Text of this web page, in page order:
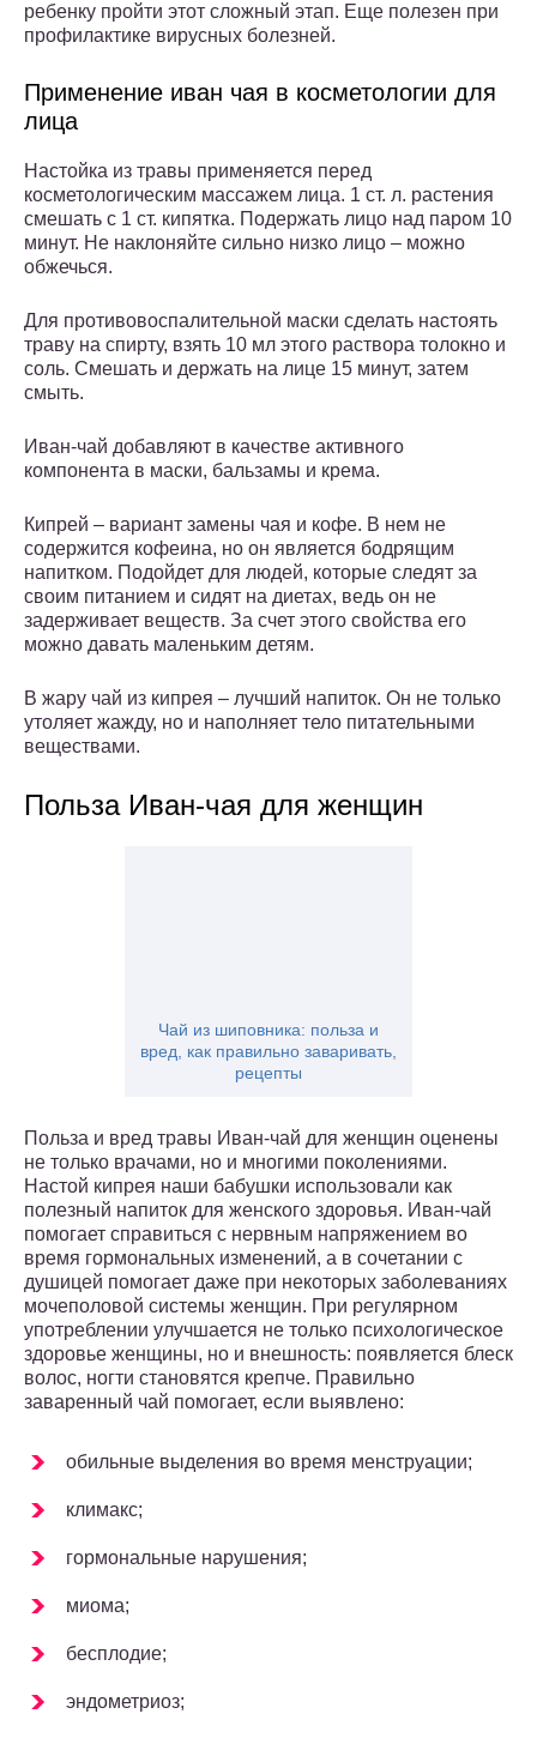
ребенку пройти этот сложный этап. Еще полезен при
профилактике вирусных болезней.
Применение иван чая в косметологии для
лица
Настойка из травы применяется перед
косметологическим массажем лица. 1 ст. л. растения
смешать с 1 ст. кипятка. Подержать лицо над паром 10
минут. Не наклоняйте сильно низко лицо – можно
обжечься.
Для противовоспалительной маски сделать настоять
траву на спирту, взять 10 мл этого раствора толокно и
соль. Смешать и держать на лице 15 минут, затем
смыть.
Иван-чай добавляют в качестве активного
компонента в маски, бальзамы и крема.
Кипрей – вариант замены чая и кофе. В нем не
содержится кофеина, но он является бодрящим
напитком. Подойдет для людей, которые следят за
своим питанием и сидят на диетах, ведь он не
задерживает веществ. За счет этого свойства его
можно давать маленьким детям.
В жару чай из кипрея – лучший напиток. Он не только
утоляет жажду, но и наполняет тело питательными
веществами.
Польза Иван-чая для женщин
Чай из шиповника: польза и
вред, как правильно заваривать,
рецепты
Польза и вред травы Иван-чай для женщин оценены
не только врачами, но и многими поколениями.
Настой кипрея наши бабушки использовали как
полезный напиток для женского здоровья. Иван-чай
помогает справиться с нервным напряжением во
время гормональных изменений, а в сочетании с
душицей помогает даже при некоторых заболеваниях
мочеполовой системы женщин. При регулярном
употреблении улучшается не только психологическое
здоровье женщины, но и внешность: появляется блеск
волос, ногти становятся крепче. Правильно
заваренный чай помогает, если выявлено:
обильные выделения во время менструации;
климакс;
гормональные нарушения;
миома;
бесплодие;
эндометриоз;